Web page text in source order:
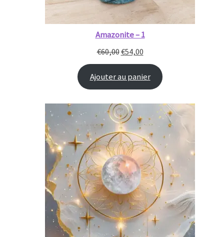
Amazonite – 1
€60,00€54,00
Ajouter au panier